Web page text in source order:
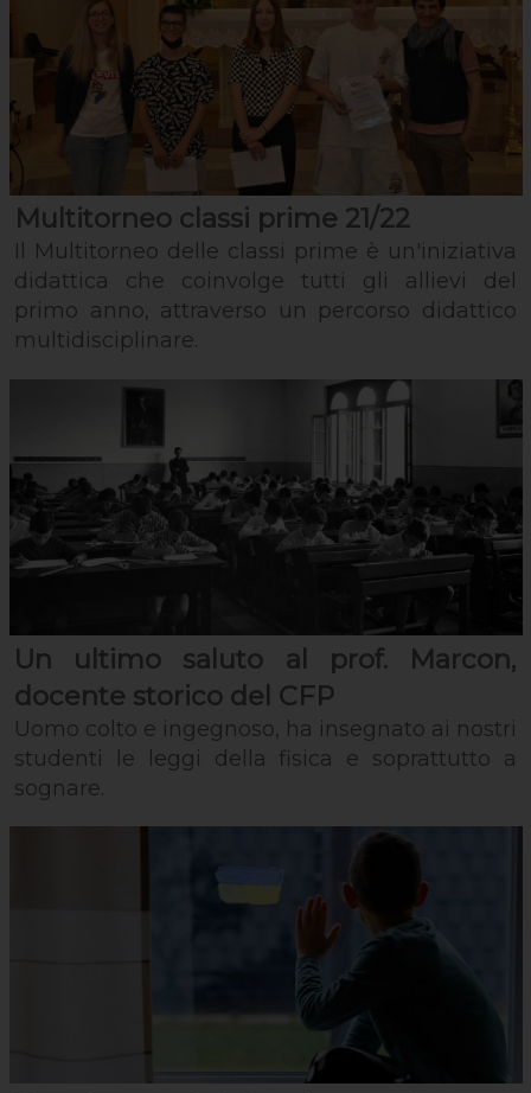
Multitorneo classi prime 21/22
Il Multitorneo delle classi prime è un'iniziativa
didattica che coinvolge tutti gli allievi del
primo anno, attraverso un percorso didattico
multidisciplinare.
Un ultimo saluto al prof. Marcon,
docente storico del CFP
Uomo colto e ingegnoso, ha insegnato ai nostri
studenti le leggi della fisica e soprattutto a
sognare.